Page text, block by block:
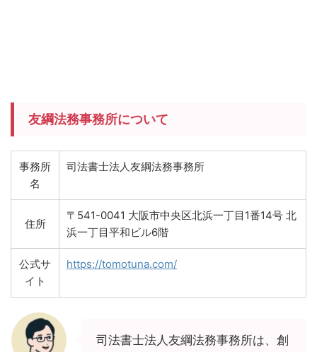
友綱法務事務所について
事務所
名
司法書士法人友綱法務事務所
住所
〒541-0041 大阪市中央区北浜一丁目1番14号 北
浜一丁目平和ビル6階
公式サ
イト
https://tomotuna.com/
司法書士法人友綱法務事務所は、創